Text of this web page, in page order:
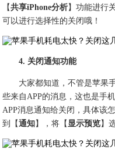
【共享iPhone分析】功能进行
可以进行选择性的关闭哦！
4. 关闭通知功能
大家都知道，不管是苹果
些来自APP的消息，这也是手
APP消息通知给关闭，具体该
到【通知 】，将【显示预览】